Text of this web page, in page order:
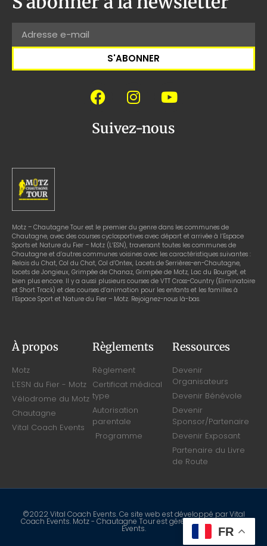
S'ABONNER
Suivez-nous
Motz – Chautagne Tour est le premier du genre dans les communes de
Chautagne, avec des courses cyclosportives avec départ et arrivée à l’Espace
Sports et Nature du Fier – Motz (L’ESN), traversant toutes les communes de
Chautagne et d’autres communes voisines avec les caractéristiques suivantes :
Relais du Chat, Col du Chat, Col d’Ontex, Lacets de Serrières-en-Chautagne,
lacets de Jongieux, Grimpée de Chanaz, Grimpée de Motz, Lac du Bourget, et
bien plus encore. Il y a aussi plusieurs courses de VTT Cross-Country (Eliminatoire
et Short Track) et des courses d’animation pour les enfants et les familles à
l’Espace Sport et Nature du Fier – Motz. Rejoignez-nous là-bas.
À propos
Motz
L'ESN du Fier - Motz
Vélodrome du Motz
Chautagne
Vital Coach Events
Règlements
Règlement
Certificat médical
type
Autorisation
parentale
Programme
Ressources
Devenir
Organisateurs
Devenir Bénévole
Devenir
Sponsor/Partenaire
Devenir Exposant
Partenaire du Livre
de Route
©2022 Vital Coach Events. Ce site web est développé par Vital
Coach Events. Motz - Chautagne Tour est gérée par Vital Coach
Events. FR